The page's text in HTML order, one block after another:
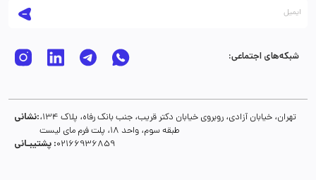
شبکه‌های اجتماعی:
نشانی:تهران، خیابان آزادی، روبروی خیابان دکتر قریب، جنب بانک رفاه، پلاک 134،
طبقه سوم، واحد 18، پلت فرم مای لیست
پشتیبـانی :02166936859